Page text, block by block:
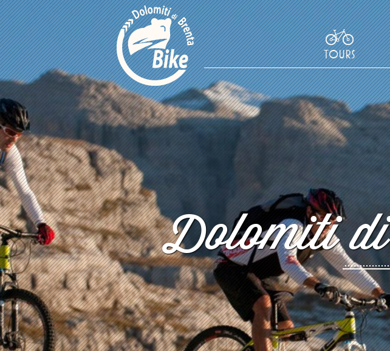
TOURS
Dolomiti